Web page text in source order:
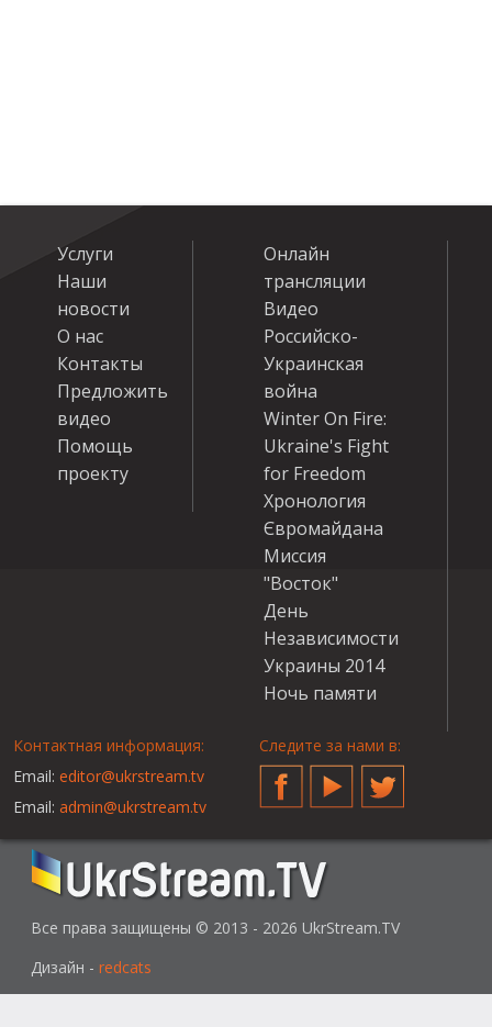
Услуги
Наши
новости
О нас
Контакты
Предложить
видео
Помощь
проекту
Онлайн
трансляции
Видео
Российско-
Украинская
война
Winter On Fire:
Ukraine's Fight
for Freedom
Хронология
Євромайдана
Миссия
"Восток"
День
Независимости
Украины 2014
Ночь памяти
Контактная информация:
Email: editor@ukrstream.tv
Email: admin@ukrstream.tv
Следите за нами в:
FacebookYouTubeTwitter
Все права защищены © 2013 - 2026 UkrStream.TV
Дизайн - redcats